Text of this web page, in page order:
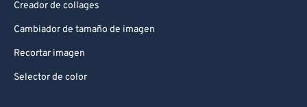
Creador de collages
Cambiador de tamaño de imagen
Recortar imagen
Selector de color